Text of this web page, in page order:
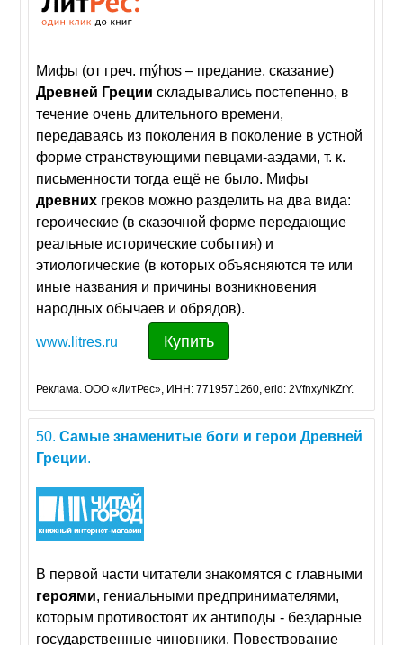
Мифы (от греч. mýhos – предание, сказание)
Древней Греции складывались постепенно, в
течение очень длительного времени,
передаваясь из поколения в поколение в устной
форме странствующими певцами-аэдами, т. к.
письменности тогда ещё не было. Мифы
древних греков можно разделить на два вида:
героические (в сказочной форме передающие
реальные исторические события) и
этиологические (в которых объясняются те или
иные названия и причины возникновения
народных обычаев и обрядов).
www.litres.ru Купить
Реклама. ООО «ЛитРес», ИНН: 7719571260, erid: 2VfnxyNkZrY.
50.Самые знаменитые боги и герои Древней
Греции.
В первой части читатели знакомятся с главными
героями, гениальными предпринимателями,
которым противостоят их антиподы - бездарные
государственные чиновники. Повествование